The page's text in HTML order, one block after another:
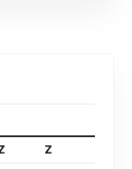
Z